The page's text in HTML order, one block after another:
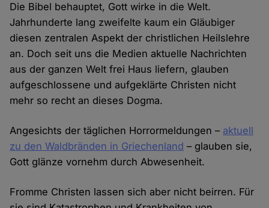
Die Bibel behauptet, Gott wirke in die Welt.
Jahrhunderte lang zweifelte kaum ein Gläubiger
diesen zentralen Aspekt der christlichen Heilslehre
an. Doch seit uns die Medien aktuelle Nachrichten
aus der ganzen Welt frei Haus liefern, glauben
aufgeschlossene und aufgeklärte Christen nicht
mehr so recht an dieses Dogma.
Angesichts der täglichen Horrormeldungen – aktuell
zu den Waldbränden in Griechenland – glauben sie,
Gott glänze vornehm durch Abwesenheit.
Fromme Christen lassen sich aber nicht beirren. Für